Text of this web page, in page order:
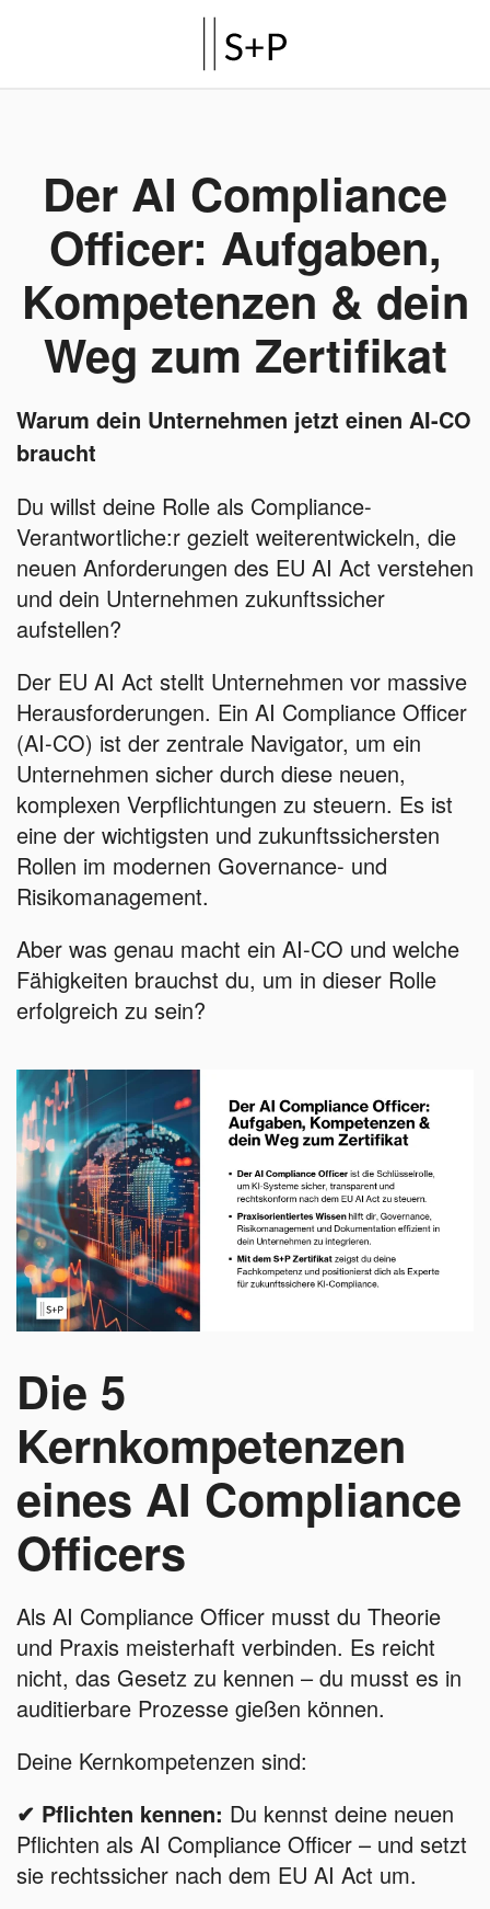
Der AI Compliance
Officer: Aufgaben,
Kompetenzen & dein
Weg zum Zertifikat
Warum dein Unternehmen jetzt einen AI-CO
braucht
Du willst deine Rolle als Compliance-
Verantwortliche:r gezielt weiterentwickeln, die
neuen Anforderungen des EU AI Act verstehen
und dein Unternehmen zukunftssicher
aufstellen?
Der EU AI Act stellt Unternehmen vor massive
Herausforderungen. Ein AI Compliance Officer
(AI-CO) ist der zentrale Navigator, um ein
Unternehmen sicher durch diese neuen,
komplexen Verpflichtungen zu steuern. Es ist
eine der wichtigsten und zukunftssichersten
Rollen im modernen Governance- und
Risikomanagement.
Aber was genau macht ein AI-CO und welche
Fähigkeiten brauchst du, um in dieser Rolle
erfolgreich zu sein?
Die 5
Kernkompetenzen
eines AI Compliance
Officers
Als AI Compliance Officer musst du Theorie
und Praxis meisterhaft verbinden. Es reicht
nicht, das Gesetz zu kennen – du musst es in
auditierbare Prozesse gießen können.
Deine Kernkompetenzen sind:
✔ Pflichten kennen: Du kennst deine neuen
Pflichten als AI Compliance Officer – und setzt
sie rechtssicher nach dem EU AI Act um.